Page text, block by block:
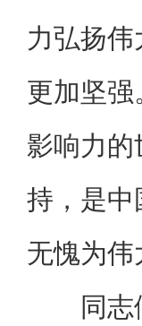
力弘扬
更加坚
影响力
持，是中
无愧为伟
同志